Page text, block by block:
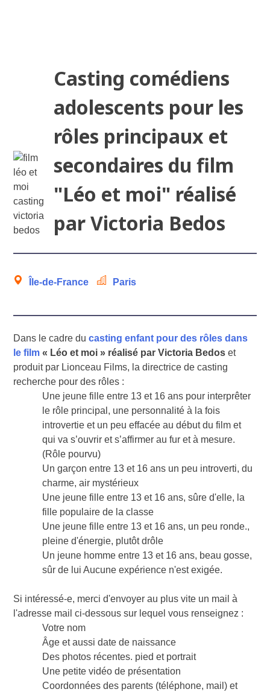
Casting comédiens
adolescents pour les
rôles principaux et
secondaires du film
"Léo et moi" réalisé
par Victoria Bedos
Île-de-France Paris
Dans le cadre ducasting enfant pour des rôles dans
le film « Léo et moi » réalisé par Victoria Bedos et
produit par Lionceau Films, la directrice de casting
recherche pour des rôles :
Une jeune fille entre 13 et 16 ans pour interprêter
le rôle principal, une personnalité à la fois
introvertie et un peu effacée au début du film et
qui va s’ouvrir et s’affirmer au fur et à mesure.
(Rôle pourvu)
Un garçon entre 13 et 16 ans un peu introverti, du
charme, air mystérieux
Une jeune fille entre 13 et 16 ans, sûre d'elle, la
fille populaire de la classe
Une jeune fille entre 13 et 16 ans, un peu ronde.,
pleine d'énergie, plutôt drôle
Un jeune homme entre 13 et 16 ans, beau gosse,
sûr de lui Aucune expérience n'est exigée.
Si intéressé-e, merci d'envoyer au plus vite un mail à
l'adresse mail ci-dessous sur lequel vous renseignez :
Votre nom
Âge et aussi date de naissance
Des photos récentes. pied et portrait
Une petite vidéo de présentation
Coordonnées des parents (téléphone, mail) et